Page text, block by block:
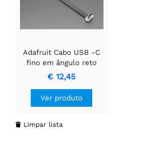
Adafruit Cabo USB -C
fino em ângulo reto
para USB -C - 100 mm
€ 12,45
Ver produto
 Limpar lista